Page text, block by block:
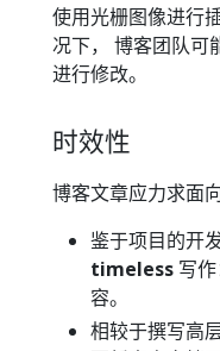
使用光栅图像进行
况下， 博客团队可
进行修改。
时效性
博客文章应力求面向
鉴于项目的开
timeless 写
容。
相较于撰写高